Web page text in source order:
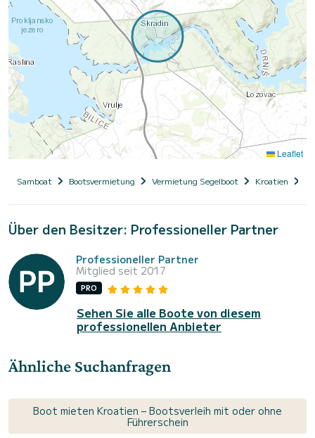
Leaflet
Samboat Bootsvermietung Vermietung Segelboot Kroatien
Über den Besitzer: Professioneller Partner
Professioneller Partner
Mitglied seit 2017
PRO
Sehen Sie alle Boote von diesem
professionellen Anbieter
Ähnliche Suchanfragen
Boot mieten Kroatien – Bootsverleih mit oder ohne
Führerschein